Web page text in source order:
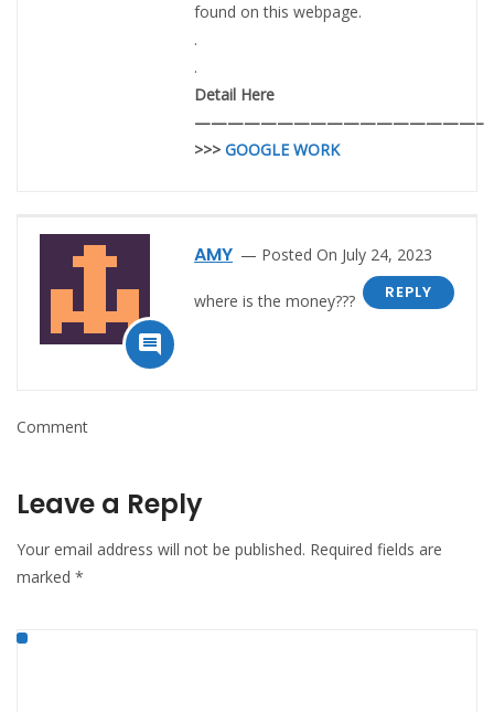
found on this webpage.
.
.
Detail Here
—————————————————–
>>> GOOGLE WORK

AMY
Posted On July 24, 2023
REPLY
where is the money???
Comment
Leave a Reply
Your email address will not be published. Required fields are
marked *